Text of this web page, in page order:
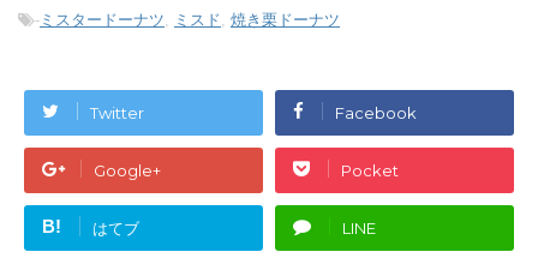
- ミスタードーナツ, ミスド, 焼き栗ドーナツ
Twitter Facebook
Google+ Pocket
B! はてブ LINE